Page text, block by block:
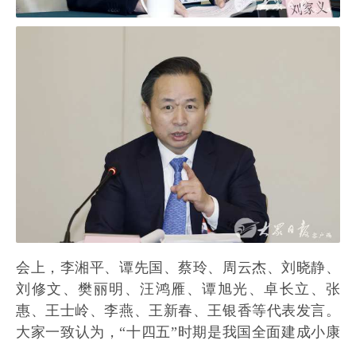
会上，李湘平、谭先国、蔡玲、周云杰、刘晓静、
刘修文、樊丽明、汪鸿雁、谭旭光、卓长立、张
惠、王士岭、李燕、王新春、王银香等代表发言。
大家一致认为，“十四五”时期是我国全面建成小康